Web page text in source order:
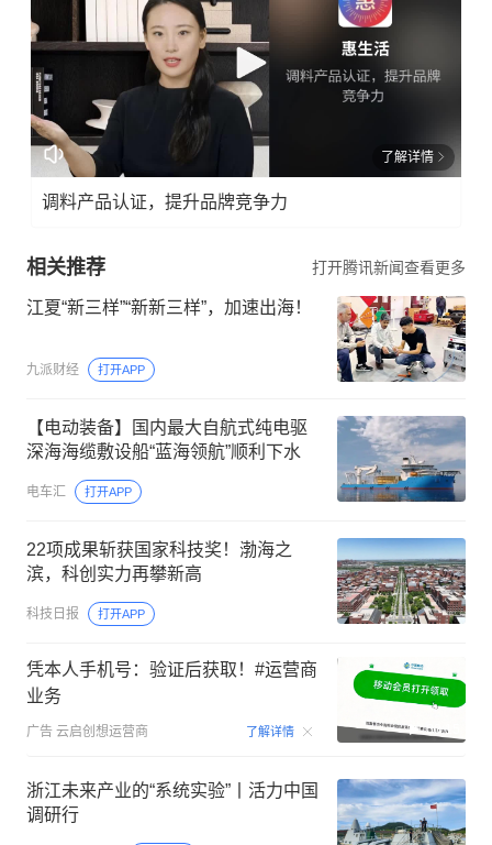
了解详情
调料产品认证，提升品牌竞争力
相关推荐 打开腾讯新闻查看更多
江夏“新三样”“新新三样”，加速出海！
九派财经 打开APP
【电动装备】国内最大自航式纯电驱
深海海缆敷设船“蓝海领航”顺利下水
电车汇 打开APP
22项成果斩获国家科技奖！渤海之
滨，科创实力再攀新高
科技日报 打开APP
凭本人手机号：验证后获取！#运营商
业务
广告 云启创想运营商 了解详情 00:15
浙江未来产业的“系统实验”丨活力中国
调研行